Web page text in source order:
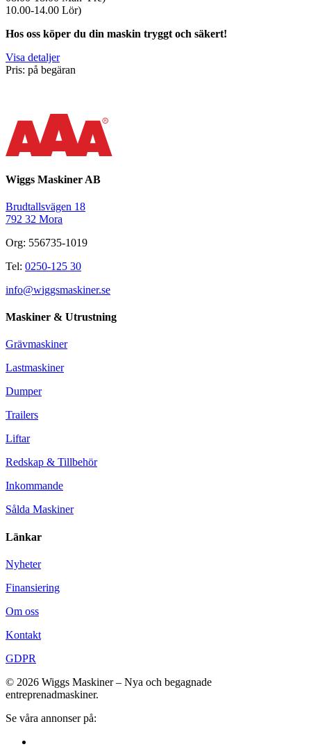
10.00-14.00 Lör)
Hos oss köper du din maskin tryggt och säkert!
Visa detaljer
Pris: på begäran
Wiggs Maskiner AB
Brudtallsvägen 18
792 32 Mora
Org: 556735-1019
Tel: 0250-125 30
info@wiggsmaskiner.se
Maskiner & Utrustning
Grävmaskiner
Lastmaskiner
Dumper
Trailers
Liftar
Redskap & Tillbehör
Inkommande
Sålda Maskiner
Länkar
Nyheter
Finansiering
Om oss
Kontakt
GDPR
© 2026 Wiggs Maskiner – Nya och begagnade
entreprenadmaskiner.
Se våra annonser på: